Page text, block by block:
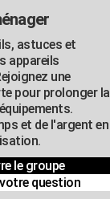
astuces et
appareils
une
pour prolonger la
et de l'argent en
le groupe
question